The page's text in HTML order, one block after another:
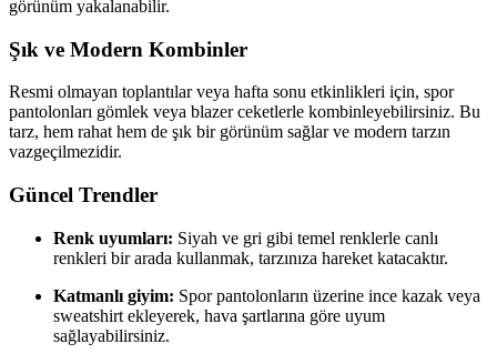
görünüm yakalanabilir.
Şık ve Modern Kombinler
Resmi olmayan toplantılar veya hafta sonu etkinlikleri için, spor
pantolonları gömlek veya blazer ceketlerle kombinleyebilirsiniz. Bu
tarz, hem rahat hem de şık bir görünüm sağlar ve modern tarzın
vazgeçilmezidir.
Güncel Trendler
Renk uyumları: Siyah ve gri gibi temel renklerle canlı
renkleri bir arada kullanmak, tarzınıza hareket katacaktır.
Katmanlı giyim: Spor pantolonların üzerine ince kazak veya
sweatshirt ekleyerek, hava şartlarına göre uyum
sağlayabilirsiniz.